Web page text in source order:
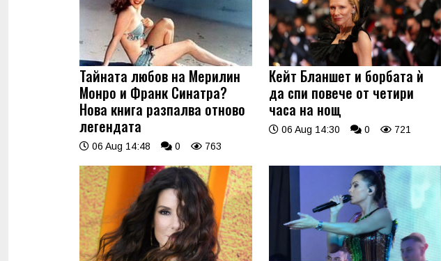
Тайната любов на Мерилин
Монро и Франк Синатра?
Нова книга разпалва отново
легендата
06 Aug 14:48 0 763
Кейт Бланшет и борбата ѝ
да спи повече от четири
часа на нощ
06 Aug 14:30 0 721